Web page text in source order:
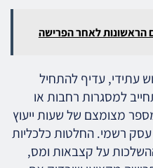
הראשונות לאחר הפרישה
עתידי, עדיף להתחיל
למסגרות רחבות או
מצומצם של שעות ייעוץ
עסק רשמי. החלטות כלכליות
על קצבאות ומס,